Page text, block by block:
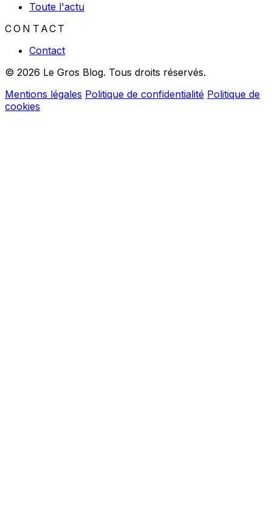
Toute l'actu
CONTACT
Contact
© 2026 Le Gros Blog. Tous droits réservés.
Mentions légales Politique de confidentialité Politique de
cookies